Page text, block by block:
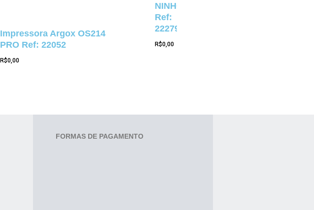
Impressora Argox OS214
PRO Ref: 22052
R$0,00
NINHO
Ref:
22279
R$0,00
FORMAS DE PAGAMENTO